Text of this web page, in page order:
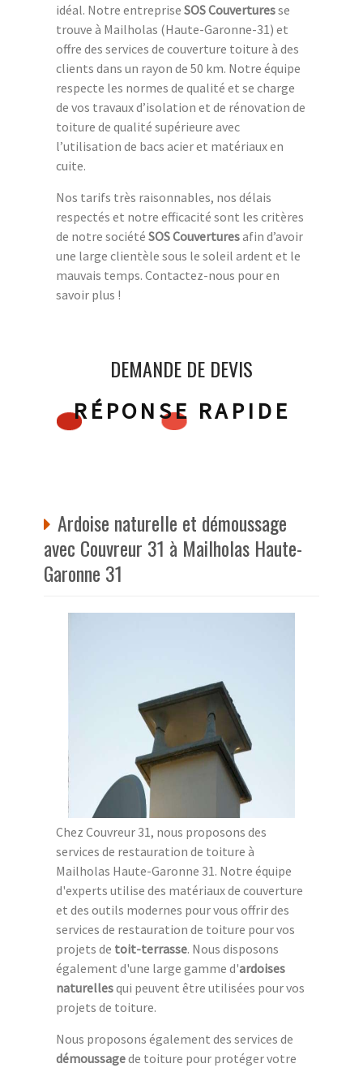
idéal. Notre entreprise SOS Couverturesse
trouve à Mailholas (Haute-Garonne-31) et
offre des services de couverture toiture à des
clients dans un rayon de 50 km. Notre équipe
respecte les normes de qualité et se charge
de vos travaux d’isolation et de rénovation de
toiture de qualité supérieure avec
l’utilisation de bacs acier et matériaux en
cuite.
Nos tarifs très raisonnables, nos délais
respectés et notre efficacité sont les critères
de notre société SOS Couverturesafin d’avoir
une large clientèle sous le soleil ardent et le
mauvais temps. Contactez-nous pour en
savoir plus !
DEMANDE DE DEVIS
RÉPONSE RAPIDE
Ardoise naturelle et démoussage
avec Couvreur 31 à Mailholas Haute-
Garonne 31
Chez Couvreur 31, nous proposons des
services de restauration de toiture à
Mailholas Haute-Garonne 31. Notre équipe
d'experts utilise des matériaux de couverture
et des outils modernes pour vous offrir des
services de restauration de toiture pour vos
projets de toit-terrasse. Nous disposons
également d'une large gamme d'ardoises
naturellesqui peuvent être utilisées pour vos
projets de toiture.
Nous proposons également des services de
démoussagede toiture pour protéger votre